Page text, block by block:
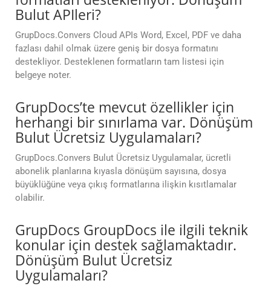
Bulut APIleri?
GrupDocs.Convers Cloud APIs Word, Excel, PDF ve daha
fazlası dahil olmak üzere geniş bir dosya formatını
destekliyor. Desteklenen formatların tam listesi için
belgeye noter.
GrupDocs’te mevcut özellikler için
herhangi bir sınırlama var. Dönüşüm
Bulut Ücretsiz Uygulamaları?
GrupDocs.Convers Bulut Ücretsiz Uygulamalar, ücretli
abonelik planlarına kıyasla dönüşüm sayısına, dosya
büyüklüğüne veya çıkış formatlarına ilişkin kısıtlamalar
olabilir.
GrupDocs GroupDocs ile ilgili teknik
konular için destek sağlamaktadır.
Dönüşüm Bulut Ücretsiz
Uygulamaları?